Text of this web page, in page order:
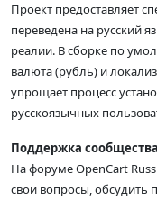
Проект предоставляет
переведена на русский
реалии. В сборке по
валюта (рубль) и
упрощает процесс
русскоязычных
Поддержка сообщества
На форуме OpenCart
свои вопросы,